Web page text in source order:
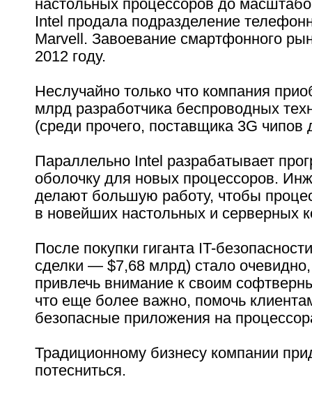
настольных процессоров до
Intel продала подразделение
Marvell. Завоевание смартфонного
2012 году.
Неслучайно только что компания
млрд разработчика беспроводных
(среди прочего, поставщика 3G чипов
Параллельно Intel разрабатывает
оболочку для новых процессоров.
делают большую работу, чтобы
в новейших настольных и серверных
После покупки гиганта IT-
сделки — $7,68 млрд) стало очевидно,
привлечь внимание к своим
что еще более важно, помочь
безопасные приложения на
Традиционному бизнесу компании
потесниться.